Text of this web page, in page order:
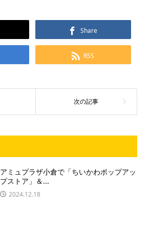
Share
RSS
アミュプラザ小倉で「ちいかわポップアッ
プストア」＆...
2024.12.18